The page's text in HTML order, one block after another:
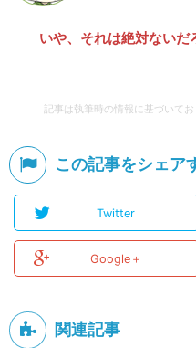
いや、それは絶対ないだ
記事は執筆時の情報に基づいて
この記事をシェア
Twitter
Google＋
関連記事